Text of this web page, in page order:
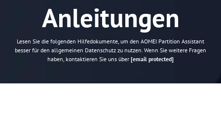
Anleitungen
Lesen Sie die folgenden Hilfedokumente, um den AOMEI Partition Assistant
besser für den allgemeinen Datenschutz zu nutzen. Wenn Sie weitere Fragen
haben, kontaktieren Sie uns über [email protected]